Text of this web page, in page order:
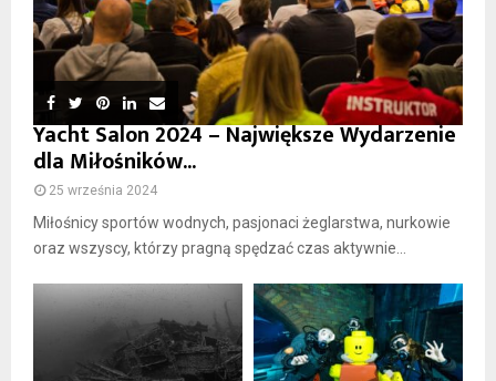
Yacht Salon 2024 – Największe Wydarzenie
dla Miłośników...
25 września 2024
Miłośnicy sportów wodnych, pasjonaci żeglarstwa, nurkowie
oraz wszyscy, którzy pragną spędzać czas aktywnie...